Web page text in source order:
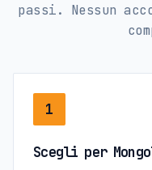
passi. Nessun
1
Scegli per